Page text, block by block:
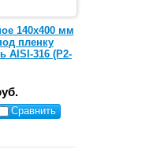
140х400 мм
пленку
AISI-316 (Р2-
Сравнить